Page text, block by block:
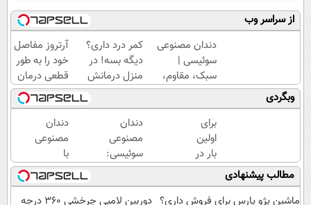
از سراسر وب
دندان مصنوعی
سوئیسی |
سبک، مقاوم،
طبیعی! ویزیت
رایگان+پرداخت
اقساطی😍
کمر درد داری؟
دیگه بسه! در
منزل درمانش
کن
(◀پرسش‌نامه)
آرتروز مفاصل
خود را به طور
قطعی درمان
کنید!
◗پرسش‌نامه◖
وبگردی
برای
اولین
بار در
ایران
🇮🇷
این
دندان
مصنوعی
سوئیسی:
جدیدترین
فناوری
اروپا،
دندان
مصنوعی
با
تکنولوژی
دیجیتال
سوئیسی
مطالب پیشنهادی
ماشین پژو پارس برای فروش داری؟
دوربین لامپی چرخشی 360 درجه